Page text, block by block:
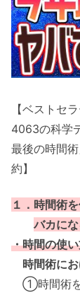
【ベストセ
4063の科学
最後の時間
約】
１．時間術
バカに
・時間の使
時間術に
①時間術を